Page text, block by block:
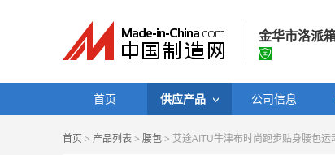
金华市洛派
金华市洛
所在地区：
首页 供应产品 公司信息
首页> 产品列表> 腰包> 艾途AITU牛津布时尚跑步贴身腰包运